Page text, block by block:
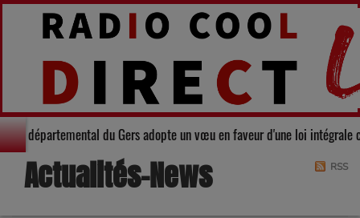
: Le Conseil départemental du Gers adopte un vœu en faveur
Actualités-News RSS